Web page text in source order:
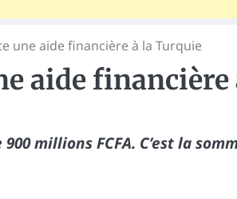
une aide financière à la Turquie
aide
millions FCFA. C’est la